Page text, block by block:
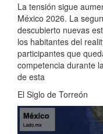
La tensión sigue
México 2026. La
descubierto nuevas
los habitantes del
participantes que
competencia durante
de esta
El Siglo de Torreón